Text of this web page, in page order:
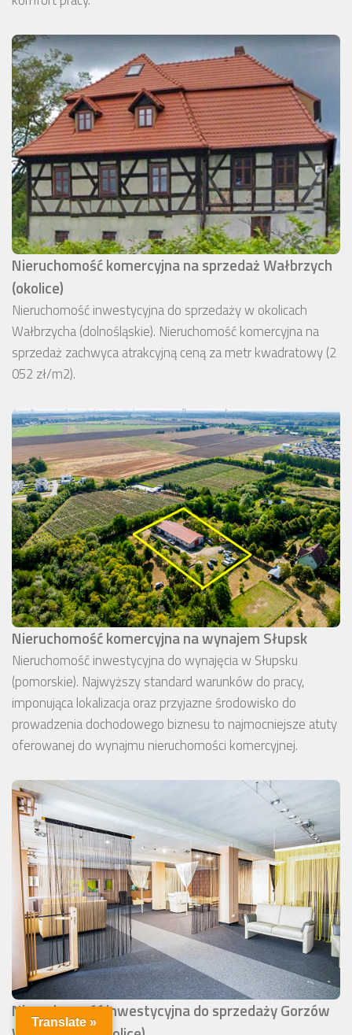
Nieruchomość komercyjna na sprzedaż Wałbrzych
(okolice)
Nieruchomość inwestycyjna do sprzedaży w okolicach
Wałbrzycha (dolnośląskie). Nieruchomość komercyjna na
sprzedaż zachwyca atrakcyjną ceną za metr kwadratowy (2
052 zł/m2).
Nieruchomość komercyjna na wynajem Słupsk
Nieruchomość inwestycyjna do wynajęcia w Słupsku
(pomorskie). Najwyższy standard warunków do pracy,
imponująca lokalizacja oraz przyjazne środowisko do
prowadzenia dochodowego biznesu to najmocniejsze atuty
oferowanej do wynajmu nieruchomości komercyjnej.
Nieruchomość inwestycyjna do sprzedaży Gorzów
Translate »